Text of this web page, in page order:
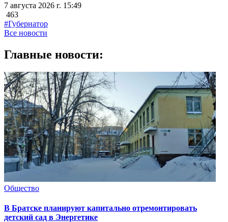
7 августа 2026 г. 15:49
463
#Губернатор
Все новости
Главные новости:
Общество
В Братске планируют капитально отремонтировать
детский сад в Энергетике